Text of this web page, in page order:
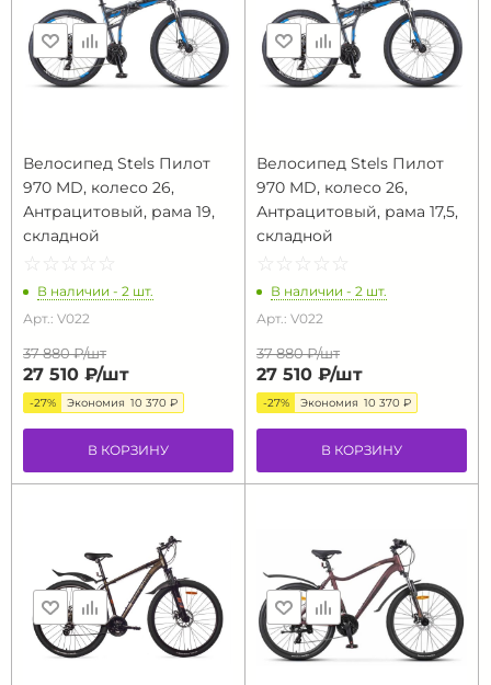
Велосипед Stels Пилот
970 MD, колесо 26,
Антрацитовый, рама 19,
складной
☆ ☆ ☆ ☆ ☆
★ ★ ★ ★ ★
В наличии - 2 шт.
Арт.: V022
37 880 ₽/шт
27 510 ₽/шт
-27% Экономия 10 370 ₽
В КОРЗИНУ
Велосипед Stels Пилот
970 MD, колесо 26,
Антрацитовый, рама 17,5,
складной
☆ ☆ ☆ ☆ ☆
★ ★ ★ ★ ★
В наличии - 2 шт.
Арт.: V022
37 880 ₽/шт
27 510 ₽/шт
-27% Экономия 10 370 ₽
В КОРЗИНУ